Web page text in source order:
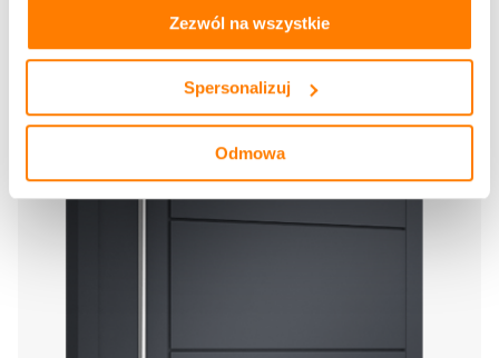
prywatności i cookies.
Zezwól na wszystkie
Spersonalizuj
Odmowa